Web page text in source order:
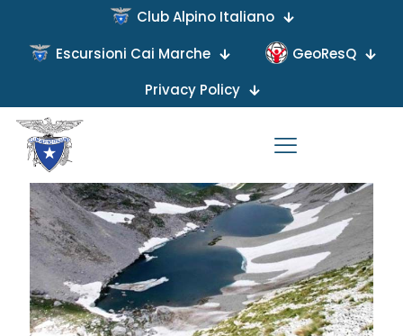
Club Alpino Italiano
Escursioni Cai Marche
GeoResQ
Privacy Policy